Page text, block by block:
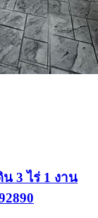
3 ไร่ 1 งาน